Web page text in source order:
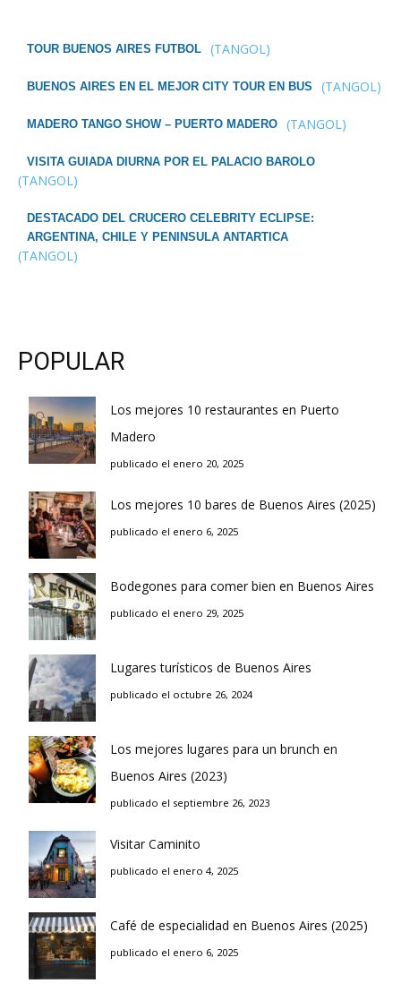
TOUR BUENOS AIRES FUTBOL (TANGOL)
BUENOS AIRES EN EL MEJOR CITY TOUR EN BUS (TANGOL)
MADERO TANGO SHOW – PUERTO MADERO (TANGOL)
VISITA GUIADA DIURNA POR EL PALACIO BAROLO
(TANGOL)
DESTACADO DEL CRUCERO CELEBRITY ECLIPSE:
ARGENTINA, CHILE Y PENINSULA ANTARTICA
(TANGOL)
POPULAR
Los mejores 10 restaurantes en Puerto
Madero
publicado el enero 20, 2025
Los mejores 10 bares de Buenos Aires (2025)
publicado el enero 6, 2025
Bodegones para comer bien en Buenos Aires
publicado el enero 29, 2025
Lugares turísticos de Buenos Aires
publicado el octubre 26, 2024
Los mejores lugares para un brunch en
Buenos Aires (2023)
publicado el septiembre 26, 2023
Visitar Caminito
publicado el enero 4, 2025
Café de especialidad en Buenos Aires (2025)
publicado el enero 6, 2025